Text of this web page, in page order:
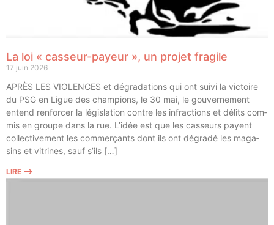
La loi « casseur-payeur », un projet fragile
17 juin 2026
APRÈS LES VIOLENCES et dégra­da­tions qui ont sui­vi la vic­toire
du PSG en Ligue des cham­pions, le 30 mai, le gou­ver­ne­ment
entend ren­for­cer la légis­la­tion contre les infrac­tions et délits com­
mis en groupe dans la rue. L’idée est que les cas­seurs payent
col­lec­ti­ve­ment les com­mer­çants dont ils ont dégra­dé les maga­
sins et vitrines, sauf s’ils […]
LIRE ⟶